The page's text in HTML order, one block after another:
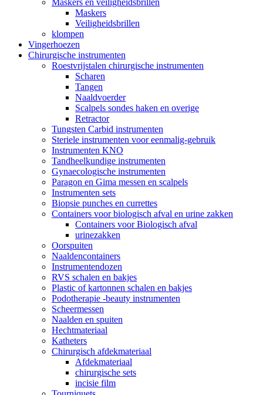
Maskers
Veiligheidsbrillen
klompen
Vingerhoezen
Chirurgische instrumenten
Roestvrijstalen chirurgische instrumenten
Scharen
Tangen
Naaldvoerder
Scalpels sondes haken en overige
Retractor
Tungsten Carbid instrumenten
Steriele instrumenten voor eenmalig-gebruik
Instrumenten KNO
Tandheelkundige instrumenten
Gynaecologische instrumenten
Paragon en Gima messen en scalpels
Instrumenten sets
Biopsie punches en currettes
Containers voor biologisch afval en urine zakken
Containers voor Biologisch afval
urinezakken
Oorspuiten
Naaldencontainers
Instrumentendozen
RVS schalen en bakjes
Plastic of kartonnen schalen en bakjes
Podotherapie -beauty instrumenten
Scheermessen
Naalden en spuiten
Hechtmateriaal
Katheters
Chirurgisch afdekmateriaal
Afdekmateriaal
chirurgische sets
incisie film